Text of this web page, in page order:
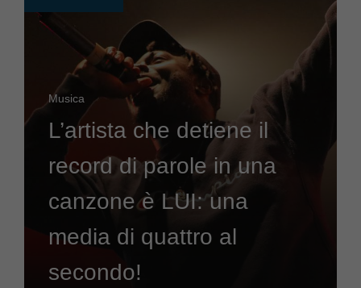
Musica
L’artista che detiene il
record di parole in una
canzone è LUI: una
media di quattro al
secondo!